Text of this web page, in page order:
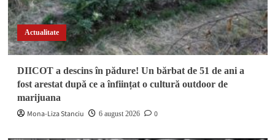
Actualitate
DIICOT a descins în pădure! Un bărbat de 51 de ani a
fost arestat după ce a înființat o cultură outdoor de
marijuana
Mona-Liza Stanciu
6 august 2026 0